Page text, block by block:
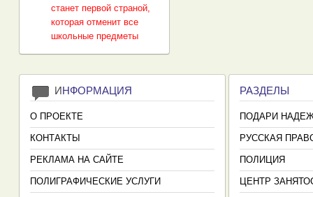
станет первой страной,
которая отменит все
школьные предметы
ИНФОРМАЦИЯ
О ПРОЕКТЕ
КОНТАКТЫ
РЕКЛАМА НА САЙТЕ
ПОЛИГРАФИЧЕСКИЕ УСЛУГИ
РАЗДЕЛЫ
ПОДАРИ
РУССКАЯ
ПОЛИЦИЯ
ЦЕНТР